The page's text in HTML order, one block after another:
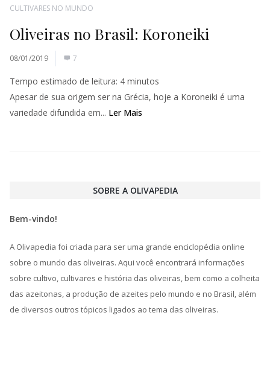
CULTIVARES NO MUNDO
Oliveiras no Brasil: Koroneiki
08/01/2019 7
Tempo estimado de leitura: 4 minutos
Apesar de sua origem ser na Grécia, hoje a Koroneiki é uma
variedade difundida em... Ler Mais
SOBRE A OLIVAPEDIA
Bem-vindo!
A Olivapedia foi criada para ser uma grande enciclopédia online
sobre o mundo das oliveiras. Aqui você encontrará informações
sobre cultivo, cultivares e história das oliveiras, bem como a colheita
das azeitonas, a produção de azeites pelo mundo e no Brasil, além
de diversos outros tópicos ligados ao tema das oliveiras.